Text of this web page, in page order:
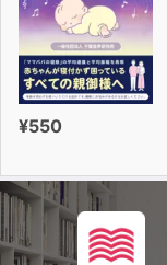
¥550